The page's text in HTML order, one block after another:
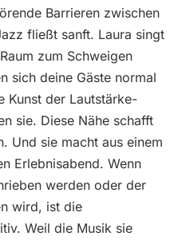
Barrieren zwischen
fließt sanft. Laura singt
zum Schweigen
sich deine Gäste normal
Kunst der Lautstärke-
sie. Diese Nähe schafft
Und sie macht aus einem
Erlebnisabend. Wenn
werden oder der
wird, ist die
Weil die Musik sie